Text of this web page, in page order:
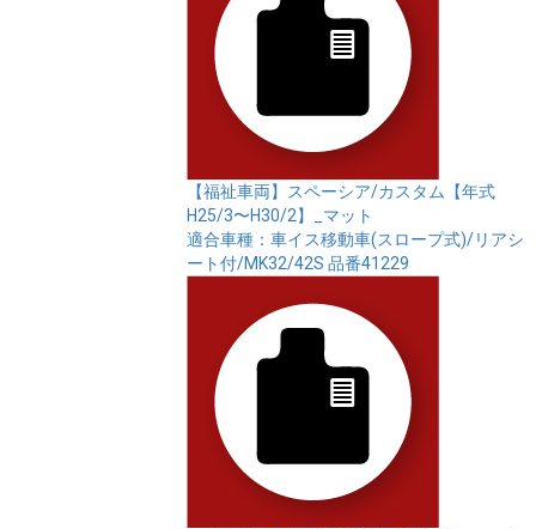
【福祉車両】スペーシア/カスタム【年式
H25/3〜H30/2】_マット
適合車種：車イス移動車(スロープ式)/リアシ
ート付/MK32/42S 品番41229